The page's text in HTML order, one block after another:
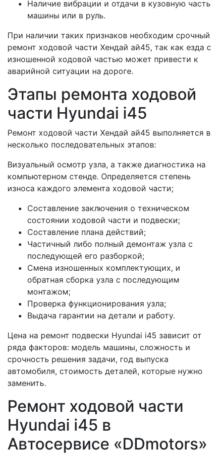
Наличие вибрации и отдачи в кузовную часть
машины или в руль.
При наличии таких признаков необходим срочный
ремонт ходовой части Хендай ай45, так как езда с
изношенной ходовой частью может привести к
аварийной ситуации на дороге.
Этапы ремонта ходовой
части Hyundai i45
Ремонт ходовой части Хендай ай45 выполняется в
несколько последовательных этапов:
Визуальный осмотр узла, а также диагностика на
компьютерном стенде. Определяется степень
износа каждого элемента ходовой части;
Составление заключения о техническом
состоянии ходовой части и подвески;
Составление плана действий;
Частичный либо полный демонтаж узла с
последующей его разборкой;
Смена изношенных комплектующих, и
обратная сборка узла с последующим
монтажом;
Проверка функционирования узла;
Выдача гарантии на детали и работу.
Цена на ремонт подвески Hyundai i45 зависит от
ряда факторов: модель машины, сложность и
срочность решения задачи, год выпуска
автомобиля, стоимость деталей, которые нужно
заменить.
Ремонт ходовой части
Hyundai i45 в
Автосервисе «DDmotors»